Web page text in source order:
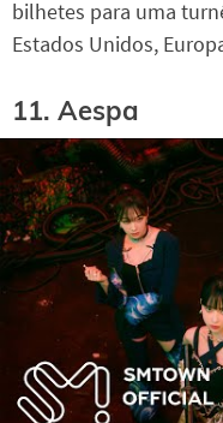
bilhetes para uma
Estados Unidos,
11. Aespa